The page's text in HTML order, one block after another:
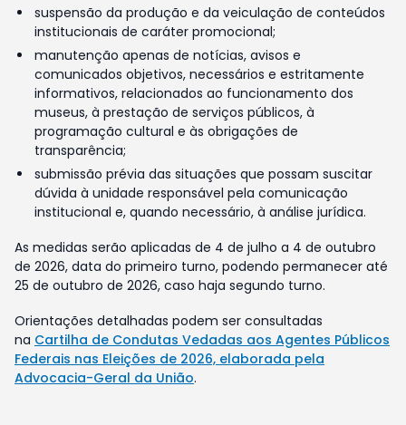
suspensão da produção e da veiculação de conteúdos
institucionais de caráter promocional;
manutenção apenas de notícias, avisos e
comunicados objetivos, necessários e estritamente
informativos, relacionados ao funcionamento dos
museus, à prestação de serviços públicos, à
programação cultural e às obrigações de
transparência;
submissão prévia das situações que possam suscitar
dúvida à unidade responsável pela comunicação
institucional e, quando necessário, à análise jurídica.
As medidas serão aplicadas de 4 de julho a 4 de outubro
de 2026, data do primeiro turno, podendo permanecer até
25 de outubro de 2026, caso haja segundo turno.
Orientações detalhadas podem ser consultadas
na Cartilha de Condutas Vedadas aos Agentes Públicos
Federais nas Eleições de 2026, elaborada pela
Advocacia-Geral da União.